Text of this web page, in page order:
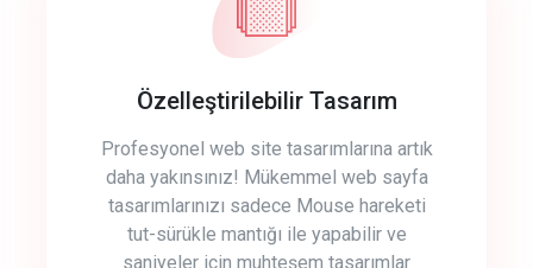
Özelleştirilebilir Tasarım
Profesyonel web site tasarımlarına artık
daha yakınsınız! Mükemmel web sayfa
tasarımlarınızı sadece Mouse hareketi
tut-sürükle mantığı ile yapabilir ve
saniyeler için muhteşem tasarımlar